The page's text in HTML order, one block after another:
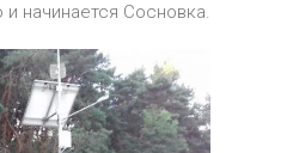
начинается Сосновка.